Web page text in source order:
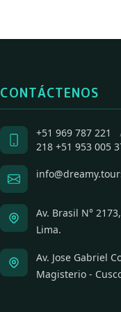
CONTÁCTENOS
+51 969 787 221
218 +51 953 005
Av. Brasil N°
Lima.
Av. Jose Gabriel
Magisterio -